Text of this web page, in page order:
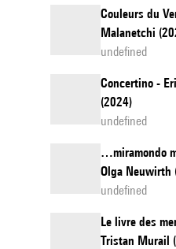
Couleurs du
Malanetchi
undefined
Concertino -
(2024)
undefined
…miramondo
Olga Neuwirth
undefined
Le livre des
Tristan Murail